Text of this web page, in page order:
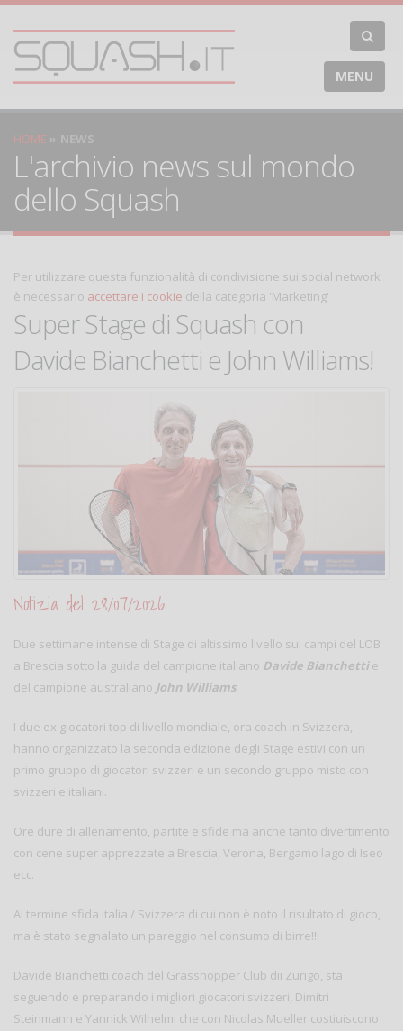
MENU
HOME NEWS
L'archivio news sul mondo
dello Squash
Per utilizzare questa funzionalità di condivisione sui social network
è necessario accettare i cookie della categoria 'Marketing'
Super Stage di Squash con
Davide Bianchetti e John Williams!
Notizia del 28/07/2026
Due settimane intense di Stage di altissimo livello sui campi del LOB
a Brescia sotto la guida del campione italiano Davide Bianchettie
del campione australiano John Williams.
I due ex giocatori top di livello mondiale, ora coach in Svizzera,
hanno organizzato la seconda edizione degli Stage estivi con un
primo gruppo di giocatori svizzeri e un secondo gruppo misto con
svizzeri e italiani.
Ore dure di allenamento, partite e sfide ma anche tanto divertimento
con cene super apprezzate a Brescia, Verona, Bergamo lago di Iseo
ecc.
Al termine sfida Italia / Svizzera di cui non è noto il risultato di gioco,
ma è stato segnalato un pareggio nel consumo di birre!!!
Davide Bianchetti coach del Grasshopper Club dii Zurigo, sta
seguendo e preparando i migliori giocatori svizzeri, Dimitri
Steinmann e Yannick Wilhelmi che con Nicolas Mueller costiuiscono